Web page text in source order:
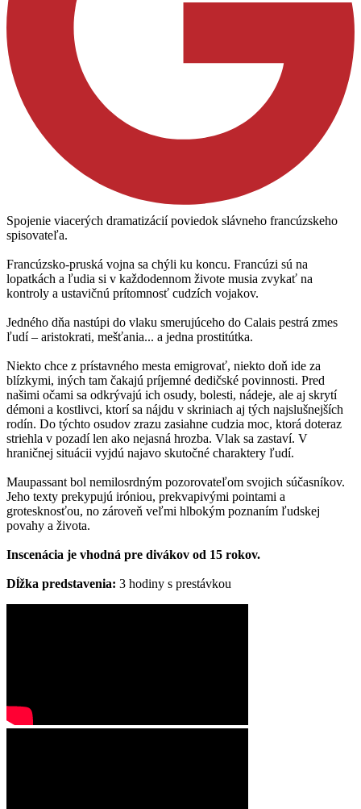
Spojenie viacerých dramatizácií poviedok slávneho francúzskeho
spisovateľa.
Francúzsko-pruská vojna sa chýli ku koncu. Francúzi sú na
lopatkách a ľudia si v každodennom živote musia zvykať na
kontroly a ustavičnú prítomnosť cudzích vojakov.
Jedného dňa nastúpi do vlaku smerujúceho do Calais pestrá zmes
ľudí – aristokrati, mešťania... a jedna prostitútka.
Niekto chce z prístavného mesta emigrovať, niekto doň ide za
blízkymi, iných tam čakajú príjemné dedičské povinnosti. Pred
našimi očami sa odkrývajú ich osudy, bolesti, nádeje, ale aj skrytí
démoni a kostlivci, ktorí sa nájdu v skriniach aj tých najslušnejších
rodín. Do týchto osudov zrazu zasiahne cudzia moc, ktorá doteraz
striehla v pozadí len ako nejasná hrozba. Vlak sa zastaví. V
hraničnej situácii vyjdú najavo skutočné charaktery ľudí.
Maupassant bol nemilosrdným pozorovateľom svojich súčasníkov.
Jeho texty prekypujú iróniou, prekvapivými pointami a
grotesknosťou, no zároveň veľmi hlbokým poznaním ľudskej
povahy a života.
Inscenácia je vhodná pre divákov od 15 rokov.
Dĺžka predstavenia: 3 hodiny s prestávkou